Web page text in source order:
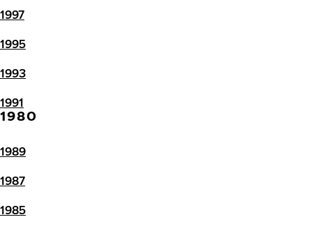
1997
1995
1993
1991
1980
1989
1987
1985